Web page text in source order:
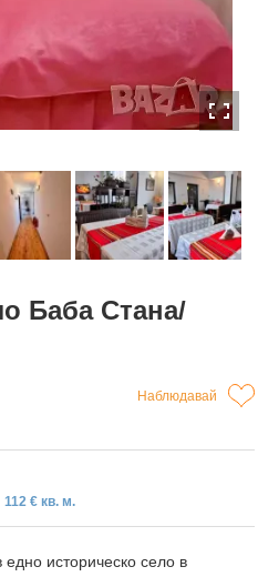
Баба Стана/
Наблюдавай
112 € кв. м.
историческо село в